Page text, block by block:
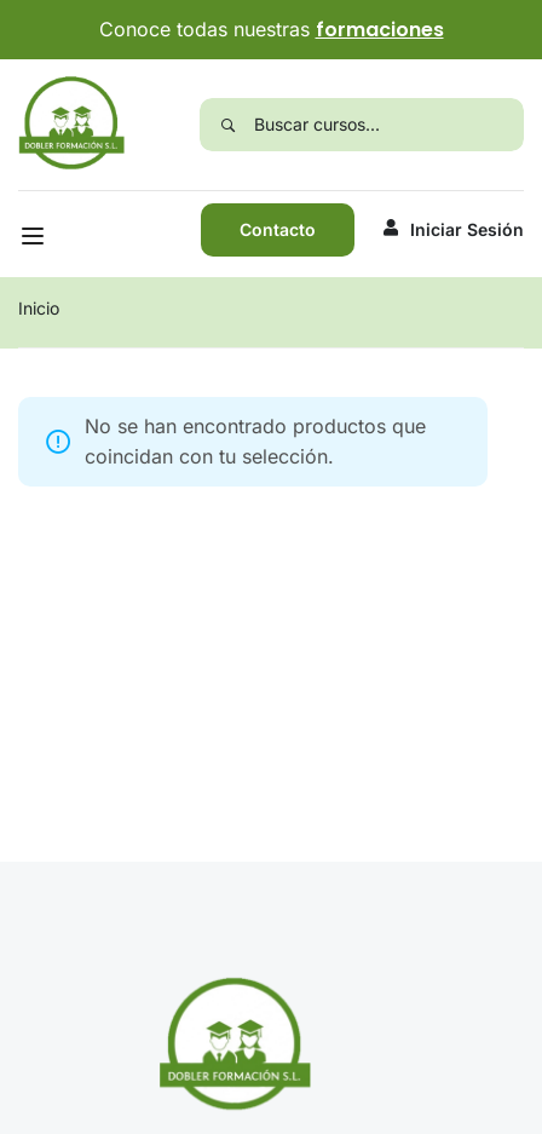
Conoce todas nuestras formaciones
Contacto Iniciar Sesión
Inicio
No se han encontrado productos que
coincidan con tu selección.